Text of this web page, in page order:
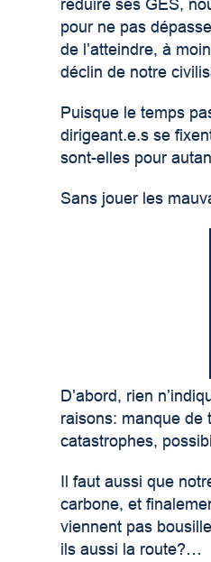
réduire ses GES,
pour ne pas
de l’atteindre, à
déclin de notre
Puisque le temps
dirigeant.e.s se
sont-elles pour
Sans jouer les
D’abord, rien
raisons: manque de
catastrophes,
Il faut aussi que
carbone, et
viennent pas
ils aussi la route?…